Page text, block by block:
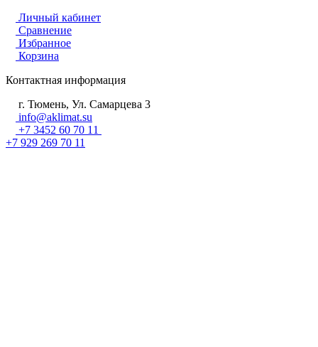
Личный кабинет
Сравнение
Избранное
Корзина
Контактная информация
г. Тюмень, Ул. Самарцева 3
info@aklimat.su
+7 3452 60 70 11
+7 929 269 70 11